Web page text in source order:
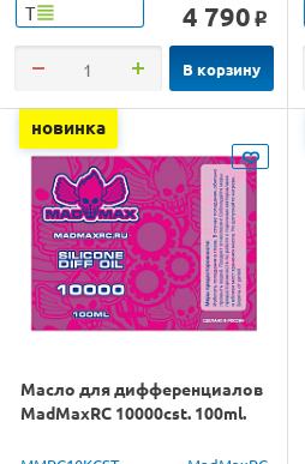
Т 4 790 o
В корзину
новинка
Масло для дифференциалов
MadMaxRC 10000cst. 100ml.